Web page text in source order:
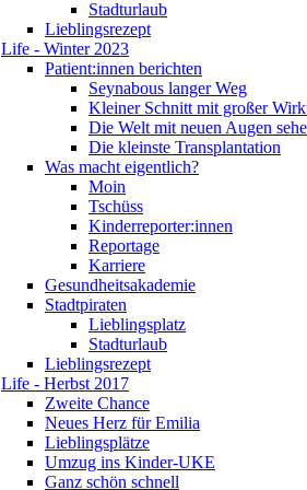
Stadturlaub
Lieblingsrezept
Life - Winter 2023
Patient:innen berichten
Seynabous langer Weg
Kleiner Schnitt mit großer
Die Welt mit neuen Augen
Die kleinste Transplantation
Was macht eigentlich?
Moin
Tschüss
Kinderreporter:innen
Reportage
Karriere
Gesundheitsakademie
Stadtpiraten
Lieblingsplatz
Stadturlaub
Lieblingsrezept
Life - Herbst 2017
Zweite Chance
Neues Herz für Emilia
Lieblingsplätze
Umzug ins Kinder-UKE
Ganz schön schnell